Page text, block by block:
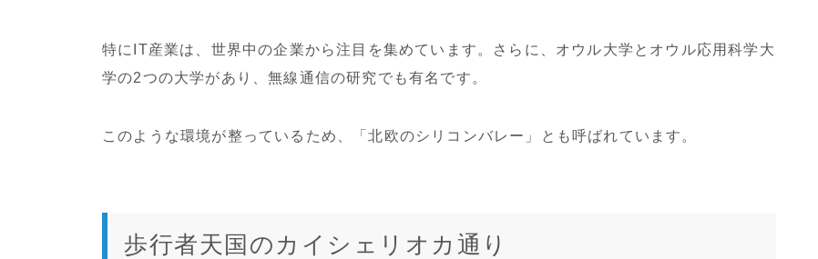
特にIT産業は、世界中の企業から注目を集めています。さらに、オウル大学とオウル応用科学大
学の2つの大学があり、無線通信の研究でも有名です。
このような環境が整っているため、「北欧のシリコンバレー」とも呼ばれています。
歩行者天国のカイシェリオカ通り